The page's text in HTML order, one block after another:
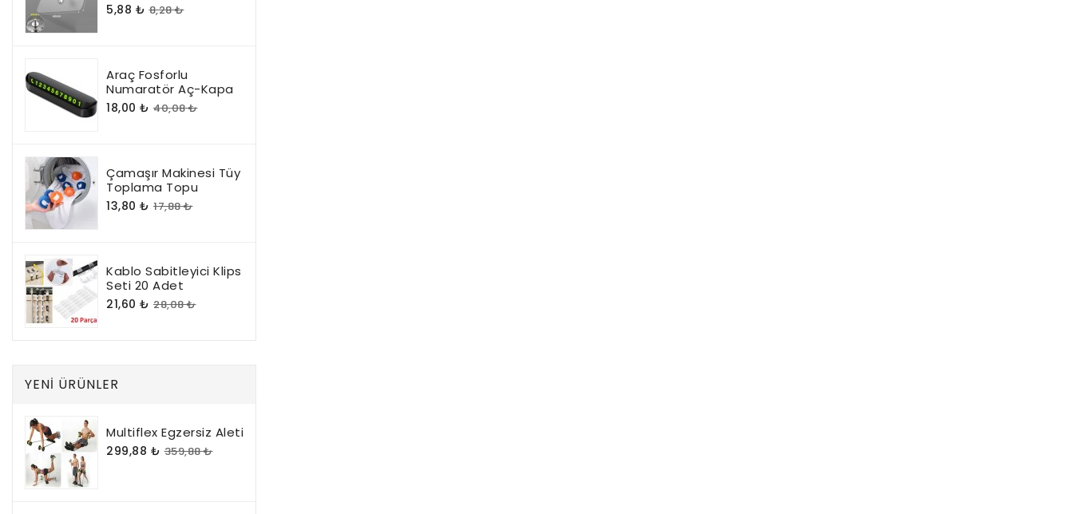
5,88 ₺ 8,28 ₺
Araç Fosforlu
Numaratör Aç-Kapa
18,00 ₺ 40,08 ₺
Çamaşır Makinesi Tüy
Toplama Topu
13,80 ₺ 17,88 ₺
Kablo Sabitleyici Klips
Seti 20 Adet
21,60 ₺ 28,08 ₺
YENI ÜRÜNLER
Multiflex Egzersiz Aleti
299,88 ₺ 359,88 ₺